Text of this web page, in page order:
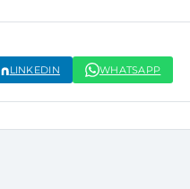
LINKEDIN WHATSAPP